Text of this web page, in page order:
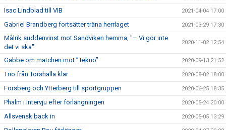
Isac Lindblad till VIB 2021-04-04 17:00
Gabriel Brandberg fortsätter träna herrlaget 2021-03-29 17:30
Målrik suddenvinst mot Sandviken hemma, "– Vi gör inte
det vi ska"
2020-11-02 12:54
Gabbe om matchen mot ”Tekno” 2020-09-13 21:52
Trio från Torshälla klar 2020-08-02 18:00
Forsberg och Ytterberg till sportgruppen 2020-06-25 18:35
Phalm i intervju efter förlängningen 2020-05-24 20:00
Allsvensk back in 2020-05-05 13:29